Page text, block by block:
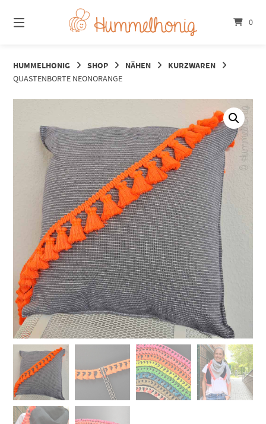
zum
Inhalt
0
HUMMELHONIG SHOP NÄHEN
KURZWAREN
QUASTENBORTE NEONORANGE